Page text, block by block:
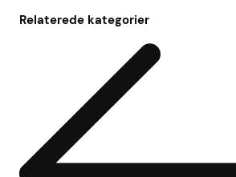
Relaterede kategorier